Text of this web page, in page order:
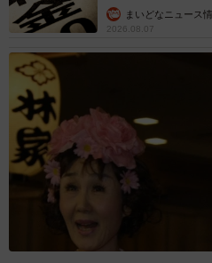
酒ゴリラ松江乃木店の看板はゴリラの
まいどなニュース
2026.08.07